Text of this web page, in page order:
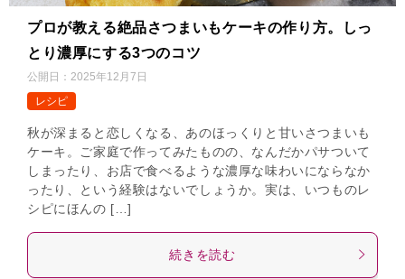
プロが教える絶品さつまいもケーキの作り方。しっ
とり濃厚にする3つのコツ
公開日： 2025年12月7日
レシピ
秋が深まると恋しくなる、あのほっくりと甘いさつまいも
ケーキ。ご家庭で作ってみたものの、なんだかパサついて
しまったり、お店で食べるような濃厚な味わいにならなか
ったり、という経験はないでしょうか。実は、いつものレ
シピにほんの […]
続きを読む